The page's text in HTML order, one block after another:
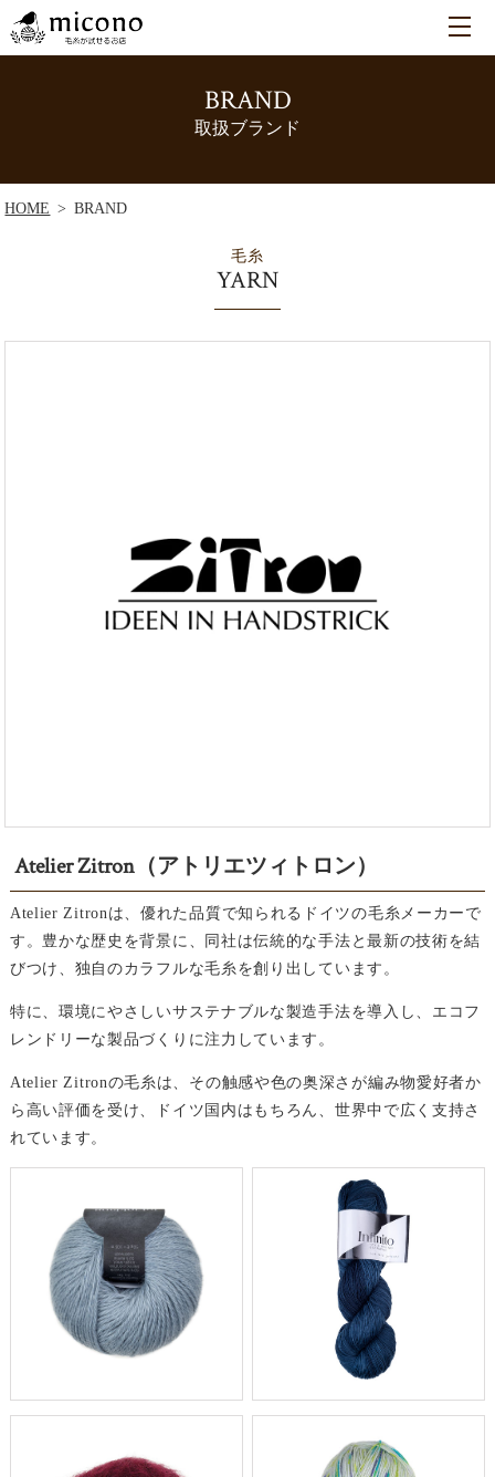
BRAND
取扱ブランド
HOME BRAND
毛糸
YARN
Atelier Zitron（アトリエツィトロン）
Atelier Zitronは、優れた品質で知られるドイツの毛糸メーカーで
す。豊かな歴史を背景に、同社は伝統的な手法と最新の技術を結
びつけ、独自のカラフルな毛糸を創り出しています。
特に、環境にやさしいサステナブルな製造手法を導入し、エコフ
レンドリーな製品づくりに注力しています。
Atelier Zitronの毛糸は、その触感や色の奥深さが編み物愛好者か
ら高い評価を受け、ドイツ国内はもちろん、世界中で広く支持さ
れています。